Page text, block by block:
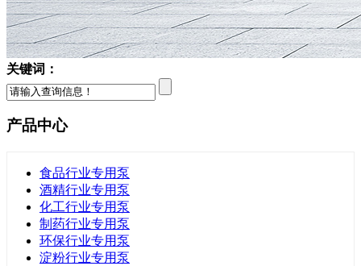
关键词：
产品中心
食品行业专用泵
酒精行业专用泵
化工行业专用泵
制药行业专用泵
环保行业专用泵
淀粉行业专用泵